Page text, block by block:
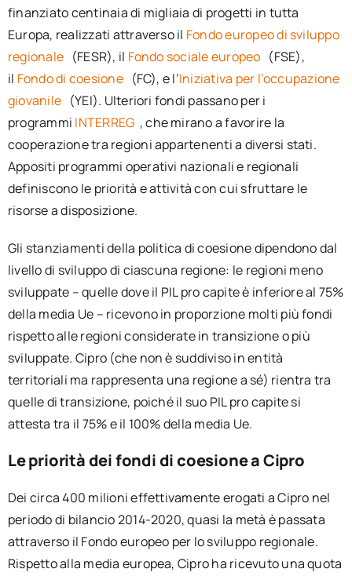
finanziato centinaia di migliaia di progetti in tutta
Europa, realizzati attraverso il Fondo europeo di sviluppo
regionale (FESR), il Fondo sociale europeo (FSE),
il Fondo di coesione (FC), e l’Iniziativa per l’occupazione
giovanile (YEI). Ulteriori fondi passano per i
programmi INTERREG , che mirano a favorire la
cooperazione tra regioni appartenenti a diversi stati.
Appositi programmi operativi nazionali e regionali
definiscono le priorità e attività con cui sfruttare le
risorse a disposizione.
Gli stanziamenti della politica di coesione dipendono dal
livello di sviluppo di ciascuna regione: le regioni meno
sviluppate – quelle dove il PIL pro capite è inferiore al 75%
della media Ue – ricevono in proporzione molti più fondi
rispetto alle regioni considerate in transizione o più
sviluppate. Cipro (che non è suddiviso in entità
territoriali ma rappresenta una regione a sé) rientra tra
quelle di transizione, poiché il suo PIL pro capite si
attesta tra il 75% e il 100% della media Ue.
Le priorità dei fondi di coesione a Cipro
Dei circa 400 milioni effettivamente erogati a Cipro nel
periodo di bilancio 2014-2020, quasi la metà è passata
attraverso il Fondo europeo per lo sviluppo regionale.
Rispetto alla media europea, Cipro ha ricevuto una quota